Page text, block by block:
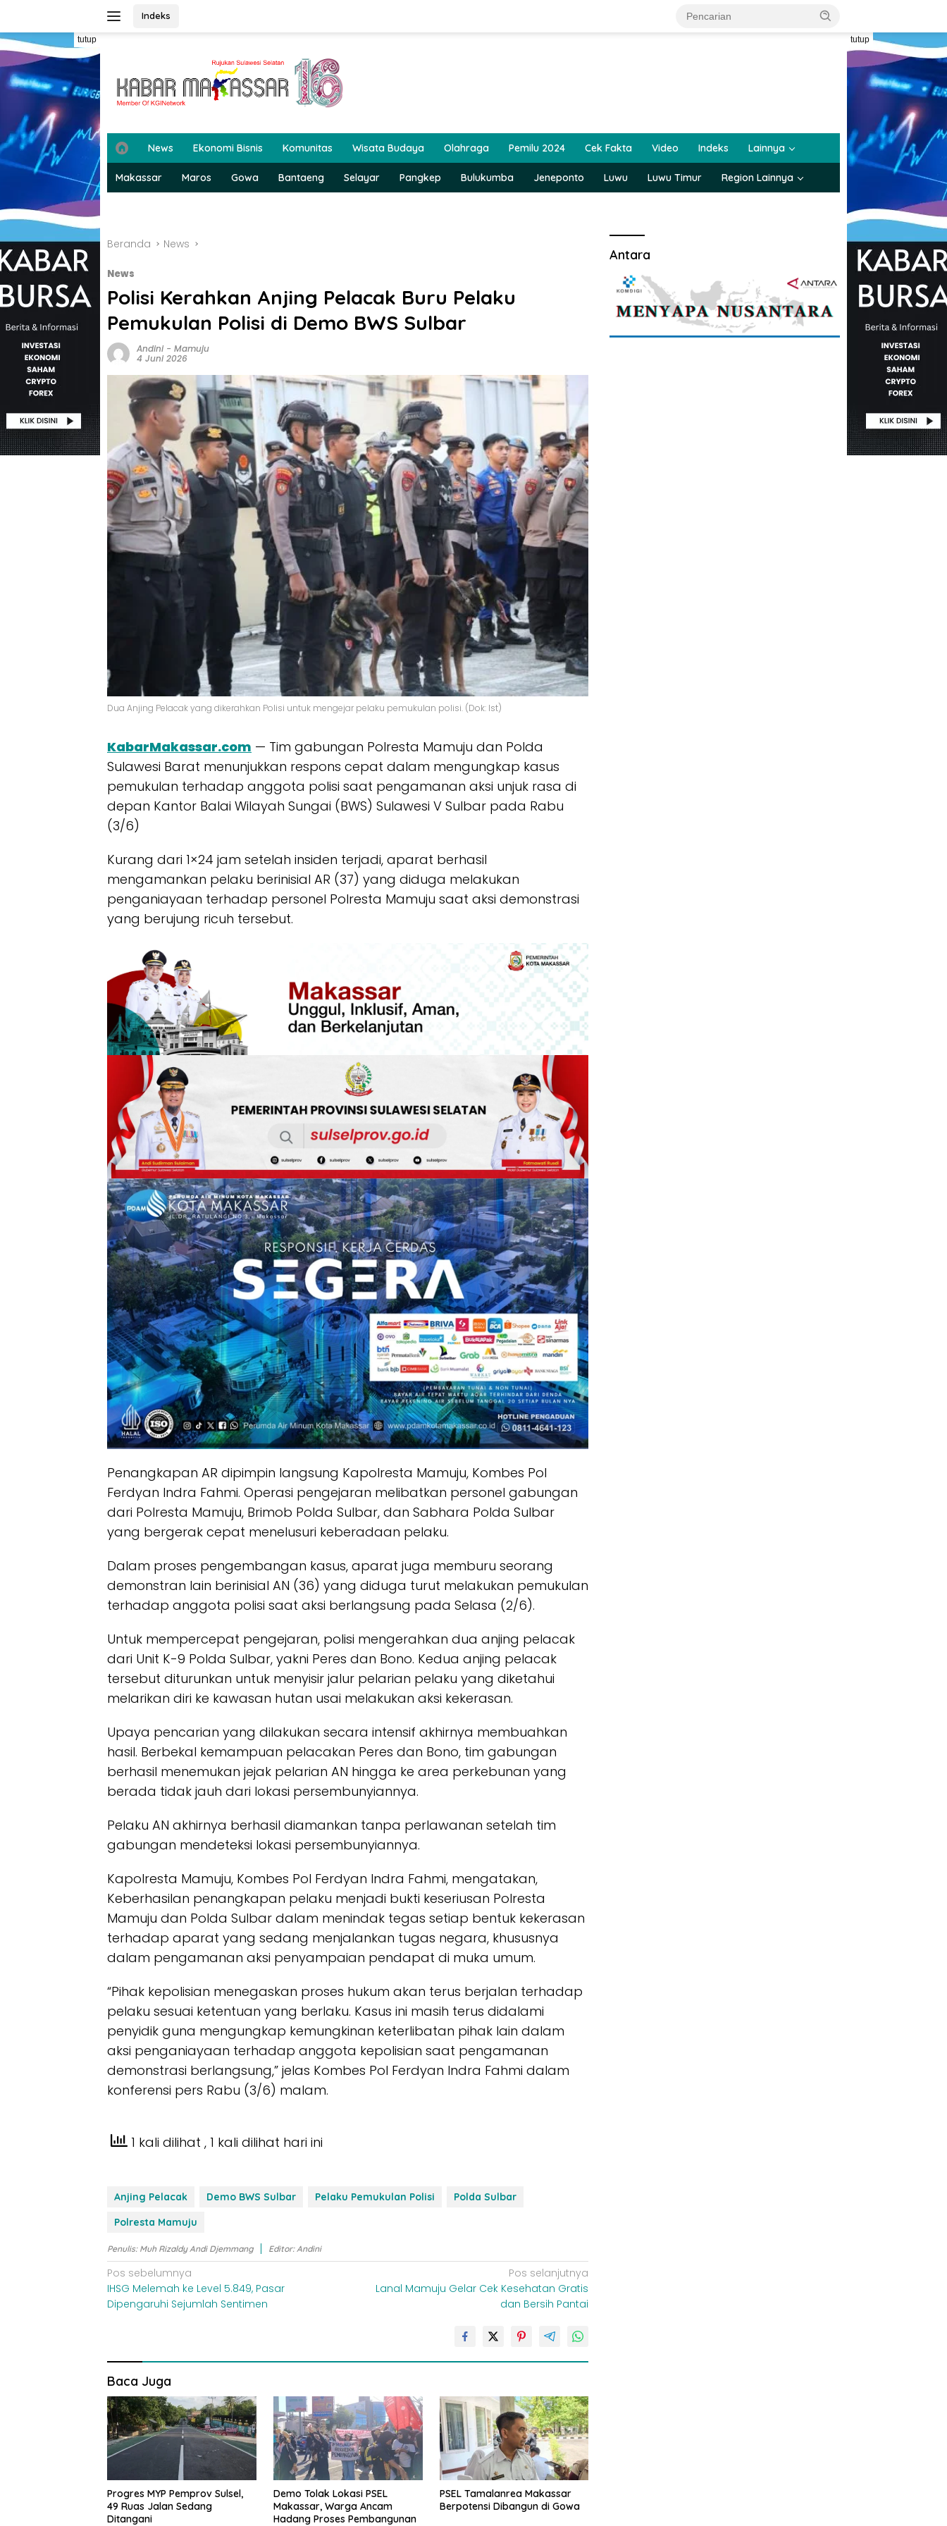
konten
Indeks
tutup tutup
H
o
m
e
News Ekonomi Bisnis Komunitas Wisata Budaya Olahraga Pemilu 2024 Cek Fakta Video Indeks Lainnya
Makassar Maros Gowa Bantaeng Selayar Pangkep Bulukumba Jeneponto Luwu Luwu Timur Region Lainnya
Beranda News
News
Polisi Kerahkan Anjing Pelacak Buru Pelaku
Pemukulan Polisi di Demo BWS Sulbar
Andini- Mamuju
4 Juni 2026
Dua Anjing Pelacak yang dikerahkan Polisi untuk mengejar pelaku pemukulan polisi. (Dok: Ist)
KabarMakassar.com — Tim gabungan Polresta Mamuju dan Polda
Sulawesi Barat menunjukkan respons cepat dalam mengungkap kasus
pemukulan terhadap anggota polisi saat pengamanan aksi unjuk rasa di
depan Kantor Balai Wilayah Sungai (BWS) Sulawesi V Sulbar pada Rabu
(3/6)
Kurang dari 1×24 jam setelah insiden terjadi, aparat berhasil
mengamankan pelaku berinisial AR (37) yang diduga melakukan
penganiayaan terhadap personel Polresta Mamuju saat aksi demonstrasi
yang berujung ricuh tersebut.
Penangkapan AR dipimpin langsung Kapolresta Mamuju, Kombes Pol
Ferdyan Indra Fahmi. Operasi pengejaran melibatkan personel gabungan
dari Polresta Mamuju, Brimob Polda Sulbar, dan Sabhara Polda Sulbar
yang bergerak cepat menelusuri keberadaan pelaku.
Dalam proses pengembangan kasus, aparat juga memburu seorang
demonstran lain berinisial AN (36) yang diduga turut melakukan pemukulan
terhadap anggota polisi saat aksi berlangsung pada Selasa (2/6).
Untuk mempercepat pengejaran, polisi mengerahkan dua anjing pelacak
dari Unit K-9 Polda Sulbar, yakni Peres dan Bono. Kedua anjing pelacak
tersebut diturunkan untuk menyisir jalur pelarian pelaku yang diketahui
melarikan diri ke kawasan hutan usai melakukan aksi kekerasan.
Upaya pencarian yang dilakukan secara intensif akhirnya membuahkan
hasil. Berbekal kemampuan pelacakan Peres dan Bono, tim gabungan
berhasil menemukan jejak pelarian AN hingga ke area perkebunan yang
berada tidak jauh dari lokasi persembunyiannya.
Pelaku AN akhirnya berhasil diamankan tanpa perlawanan setelah tim
gabungan mendeteksi lokasi persembunyiannya.
Kapolresta Mamuju, Kombes Pol Ferdyan Indra Fahmi, mengatakan,
Keberhasilan penangkapan pelaku menjadi bukti keseriusan Polresta
Mamuju dan Polda Sulbar dalam menindak tegas setiap bentuk kekerasan
terhadap aparat yang sedang menjalankan tugas negara, khususnya
dalam pengamanan aksi penyampaian pendapat di muka umum.
“Pihak kepolisian menegaskan proses hukum akan terus berjalan terhadap
pelaku sesuai ketentuan yang berlaku. Kasus ini masih terus didalami
penyidik guna mengungkap kemungkinan keterlibatan pihak lain dalam
aksi penganiayaan terhadap anggota kepolisian saat pengamanan
demonstrasi berlangsung,” jelas Kombes Pol Ferdyan Indra Fahmi dalam
konferensi pers Rabu (3/6) malam.
1 kali dilihat , 1 kali dilihat hari ini
Anjing Pelacak Demo BWS Sulbar Pelaku Pemukulan Polisi
Polda Sulbar
Polresta Mamuju
Penulis: Muh Rizaldy Andi Djemmang Editor: Andini
Navigasi
pos
Pos sebelumnya
IHSG Melemah ke Level 5.849, Pasar
Dipengaruhi Sejumlah Sentimen
Pos selanjutnya
Lanal Mamuju Gelar Cek Kesehatan Gratis
dan Bersih Pantai
Baca Juga
Progres MYP Pemprov Sulsel,
49 Ruas Jalan Sedang
Ditangani
Demo Tolak Lokasi PSEL
Makassar, Warga Ancam
Hadang Proses Pembangunan
PSEL Tamalanrea Makassar
Berpotensi Dibangun di Gowa
Antara